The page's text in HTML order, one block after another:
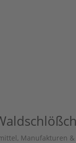
, Manufakturen